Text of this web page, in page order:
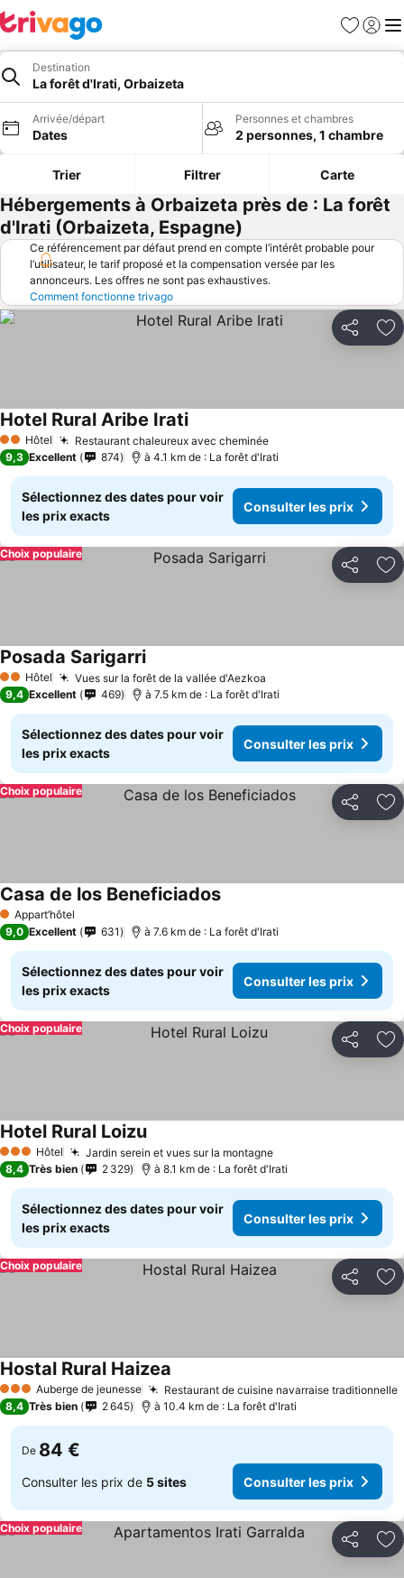
Favoris
Se
Destination
La forêt d'Irati, Orbaizeta
Arrivée/départ
Dates
Personnes et chambres
2 personnes, 1 chambre
Trier Filtrer Carte
Hébergements à Orbaizeta près de : La forêt
d'Irati (Orbaizeta, Espagne)
Ce référencement par défaut prend en compte l’intérêt probable pour
l’utilisateur, le tarif proposé et la compensation versée par les
annonceurs. Les offres ne sont pas exhaustives.
Comment fonctionne trivago
Partager
2 Étoiles
Hôtel Restaurant chaleureux avec cheminée
Hotel Rural Aribe Irati
9,3 Excellent 874 à 4.1 km de : La forêt d'Irati
Sélectionnez des dates pour voir
les prix exacts
Consulter les prix
Partager
Choix populaire
2 Étoiles
Hôtel Vues sur la forêt de la vallée d'Aezkoa
Posada Sarigarri
9,4 Excellent 469 à 7.5 km de : La forêt d'Irati
Sélectionnez des dates pour voir
les prix exacts
Consulter les prix
Partager
Choix populaire
1 Étoiles
Appart’hôtel
Casa de los Beneficiados
9,0 Excellent 631 à 7.6 km de : La forêt d'Irati
Sélectionnez des dates pour voir
les prix exacts
Consulter les prix
Partager
Choix populaire
3 ÉtoilesHôtel Jardin serein et vues sur la montagne
Hotel Rural Loizu
8,4 Très bien 2 329 à 8.1 km de : La forêt d'Irati
Sélectionnez des dates pour voir
les prix exacts
Consulter les prix
Partager
Choix populaire
3 ÉtoilesAuberge de jeunesse Restaurant de cuisine navarraise traditionnelle
Hostal Rural Haizea
8,4 Très bien 2 645 à 10.4 km de : La forêt d'Irati
De 84 €
Consulter les prix de 5 sites Consulter les prix
Partager
Choix populaire